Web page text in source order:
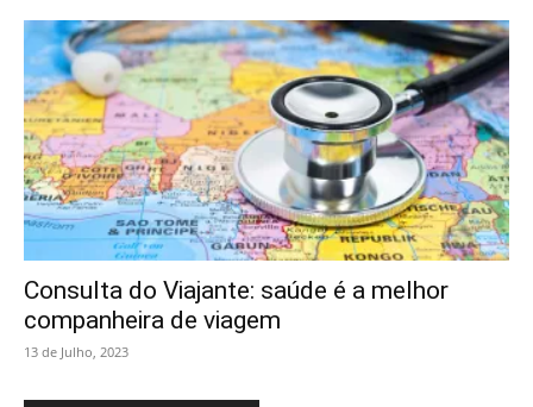
Consulta do Viajante: saúde é a melhor
companheira de viagem
13 de Julho, 2023